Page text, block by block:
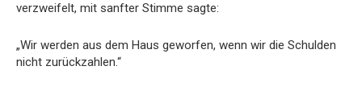
verzweifelt, mit sanfter Stimme sagte:
„Wir werden aus dem Haus geworfen, wenn wir die Schulden
nicht zurückzahlen.“